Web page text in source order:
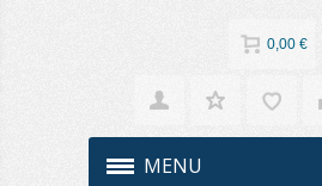
0,00 €
MENU